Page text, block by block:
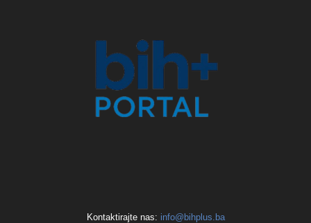
Kontaktirajte nas: info@bihplus.ba